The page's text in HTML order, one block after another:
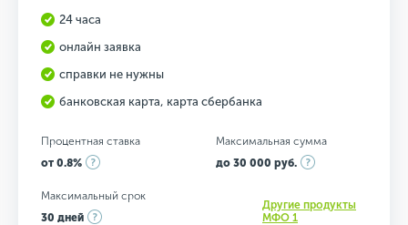
24 часа
онлайн заявка
справки не нужны
банковская карта, карта сбербанка
Процентная ставка
от 0.8%
Максимальная сумма
до 30 000 руб.
Максимальный срок
30 дней
Другие продукты
МФО 1